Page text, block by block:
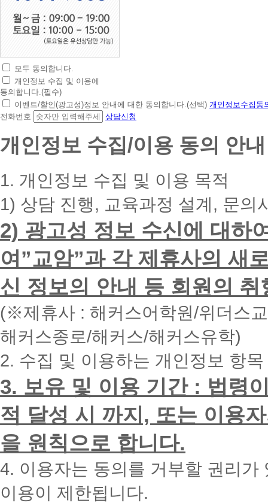
초
간
편
상
담
청
대
폰
입
력
시
면
빠
른
간
내
에
화
드
리
겠
습
니
다.
모두 동의합니다.
개인정보 수집 및 이용에
동의합니다.(필수)
이벤트/할인(광고성)정보 안내에 대한 동의합니다.(선택) 개인정보수집동
전화번호
상담신청
개인정보 수집/이용 동의 안내
1. 개인정보 수집 및 이용 목적
1) 상담 진행, 교육과정 설계, 문의
2) 광고성 정보 수신에 대하
여”교암”과 각 제휴사의 새
신 정보의 안내 등 회원의
(※제휴사 : 해커스어학원/위더스
해커스종로/해커스/해커스유학)
2. 수집 및 이용하는 개인정보 항
3. 보유 및 이용 기간 : 법령
적 달성 시 까지, 또는 이용
을 원칙으로 합니다.
4. 이용자는 동의를 거부할 권리
이용이 제한됩니다.